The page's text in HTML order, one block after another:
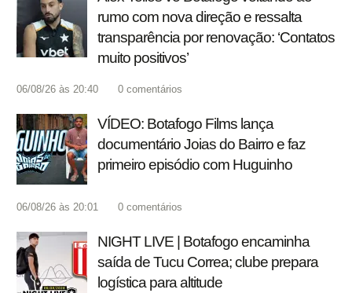
rumo com nova direção e ressalta
transparência por renovação: ‘Contatos
muito positivos’
06/08/26 às 20:40 0 comentários
VÍDEO: Botafogo Films lança
documentário Joias do Bairro e faz
primeiro episódio com Huguinho
06/08/26 às 20:01 0 comentários
NIGHT LIVE | Botafogo encaminha
saída de Tucu Correa; clube prepara
logística para altitude